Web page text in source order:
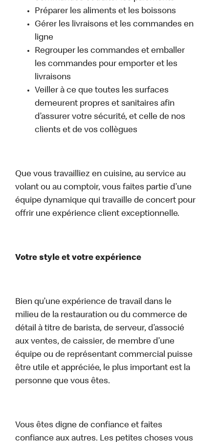
Préparer les aliments et les boissons
Gérer les livraisons et les commandes en
ligne
Regrouper les commandes et emballer
les commandes pour emporter et les
livraisons
Veiller à ce que toutes les surfaces
demeurent propres et sanitaires afin
d’assurer votre sécurité, et celle de nos
clients et de vos collègues
Que vous travailliez en cuisine, au service au
volant ou au comptoir, vous faites partie d’une
équipe dynamique qui travaille de concert pour
offrir une expérience client exceptionnelle.
Votre style et votre expérience
Bien qu’une expérience de travail dans le
milieu de la restauration ou du commerce de
détail à titre de barista, de serveur, d’associé
aux ventes, de caissier, de membre d’une
équipe ou de représentant commercial puisse
être utile et appréciée, le plus important est la
personne que vous êtes.
Vous êtes digne de confiance et faites
confiance aux autres. Les petites choses vous